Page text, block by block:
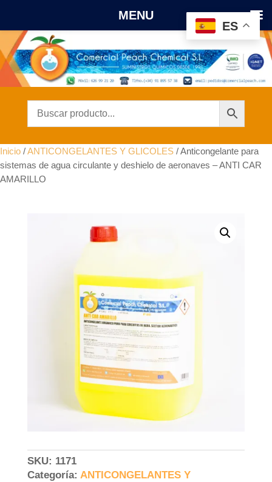
Inicio /ANTICONGELANTES Y GLICOLES / Anticongelante para
sistemas de agua circulante y deshielo de aeronaves – ANTI CAR
AMARILLO
SKU: 1171
Categoría: ANTICONGELANTES Y
ES
MENU